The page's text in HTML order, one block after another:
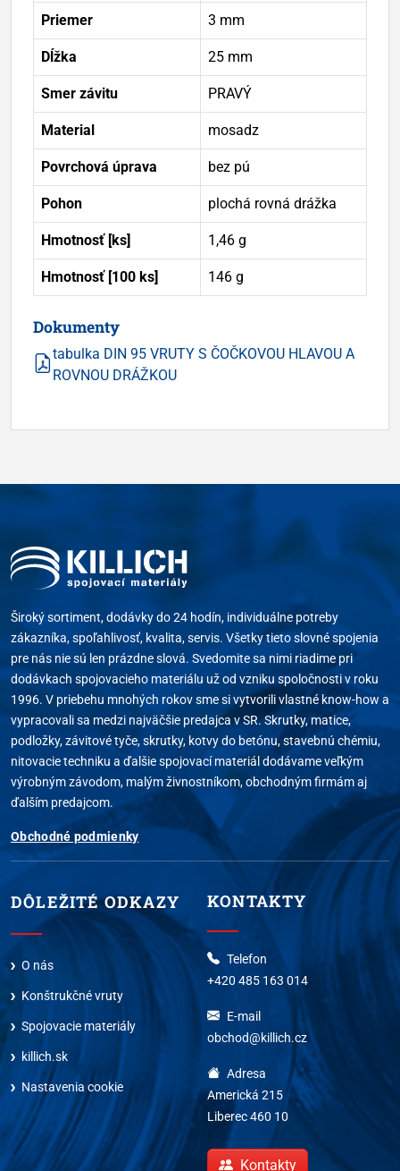
Priemer 3 mm
Dĺžka 25 mm
Smer závitu PRAVÝ
Material mosadz
Povrchová úprava bez pú
Pohon plochá rovná drážka
Hmotnosť [ks] 1,46 g
Hmotnosť [100 ks] 146 g
Dokumenty
tabulka DIN 95 VRUTY S ČOČKOVOU HLAVOU A
ROVNOU DRÁŽKOU
Široký sortiment, dodávky do 24 hodín, individuálne potreby
zákazníka, spoľahlivosť, kvalita, servis. Všetky tieto slovné spojenia
pre nás nie sú len prázdne slová. Svedomite sa nimi riadime pri
dodávkach spojovacieho materiálu už od vzniku spoločnosti v roku
1996. V priebehu mnohých rokov sme si vytvorili vlastné know-how a
vypracovali sa medzi najväčšie predajca v SR. Skrutky, matice,
podložky, závitové tyče, skrutky, kotvy do betónu, stavebnú chémiu,
nitovacie techniku a ďalšie spojovací materiál dodávame veľkým
výrobným závodom, malým živnostníkom, obchodným firmám aj
ďalším predajcom.
Obchodné podmienky
DÔLEŽITÉ ODKAZY
O nás
Konštrukčné vruty
Spojovacie materiály
killich.sk
Nastavenia cookie
KONTAKTY
Telefon
+420 485 163 014
E-mail
obchod@killich.cz
Adresa
Americká 215
Liberec 460 10
Kontakty